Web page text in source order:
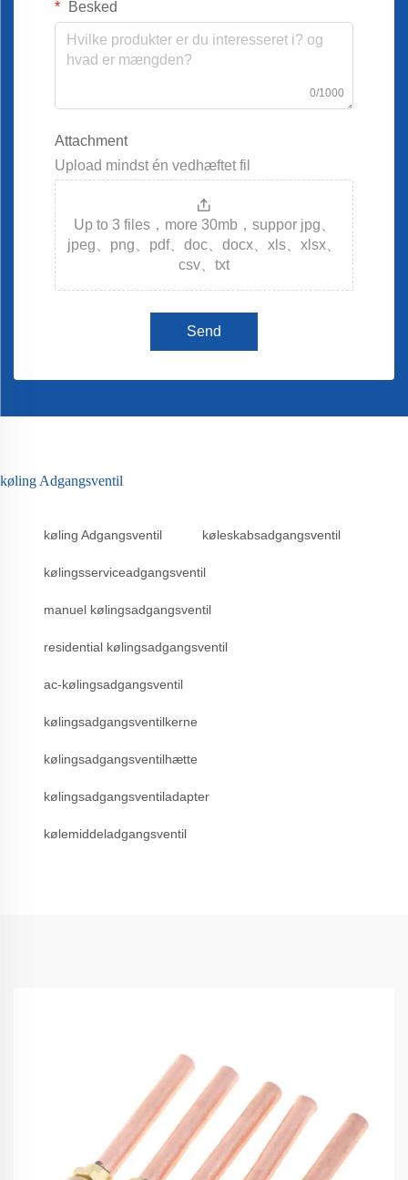
Besked
0/1000
Attachment
Upload mindst én vedhæftet fil
Up to 3 files，more 30mb，suppor jpg、
jpeg、png、pdf、doc、docx、xls、xlsx、
csv、txt
Send
køling Adgangsventil
køling Adgangsventil køleskabsadgangsventil
kølingsserviceadgangsventil
manuel kølingsadgangsventil
residential kølingsadgangsventil
ac-kølingsadgangsventil
kølingsadgangsventilkerne
kølingsadgangsventilhætte
kølingsadgangsventiladapter
kølemiddeladgangsventil